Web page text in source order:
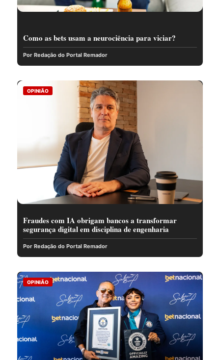
Como as bets usam a neurociência para viciar?
Por Redação do Portal Remador
OPINIÃO
Fraudes com IA obrigam bancos a transformar
segurança digital em disciplina de engenharia
Por Redação do Portal Remador
OPINIÃO